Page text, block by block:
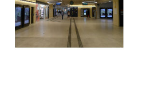
Parvis du Pont Neuf et de La
Samaritaine